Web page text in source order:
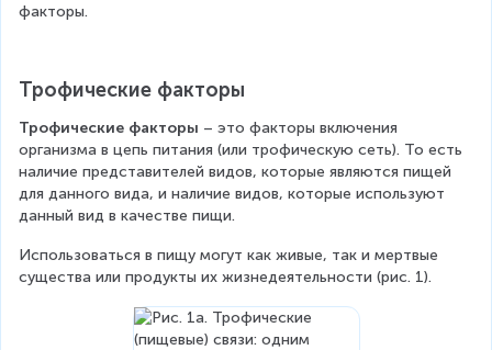
факторы.
Трофические факторы
Трофические факторы – это факторы включения
организма в цепь питания (или трофическую сеть). То есть
наличие представителей видов, которые являются пищей
для данного вида, и наличие видов, которые используют
данный вид в качестве пищи.
Использоваться в пищу могут как живые, так и мертвые
существа или продукты их жизнедеятельности (рис. 1).